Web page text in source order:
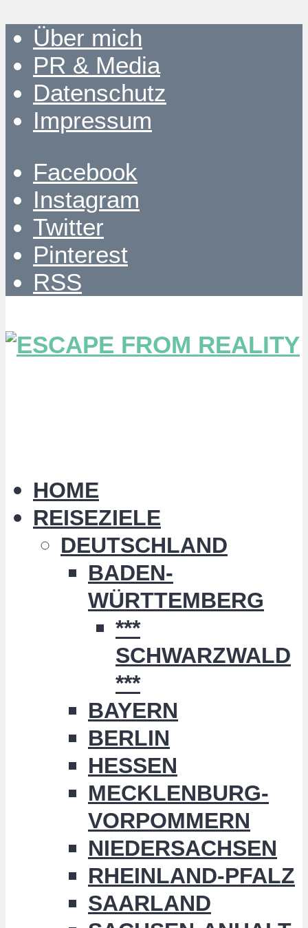
Über mich
PR & Media
Datenschutz
Impressum
Facebook
Instagram
Twitter
Pinterest
RSS
HOME
REISEZIELE
DEUTSCHLAND
BADEN-
WÜRTTEMBERG
***
SCHWARZWALD
***
BAYERN
BERLIN
HESSEN
MECKLENBURG-
VORPOMMERN
NIEDERSACHSEN
RHEINLAND-PFALZ
SAARLAND